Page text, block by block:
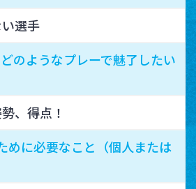
選手
のようなプレーで魅了したい
、得点！
めに必要なこと（個人または